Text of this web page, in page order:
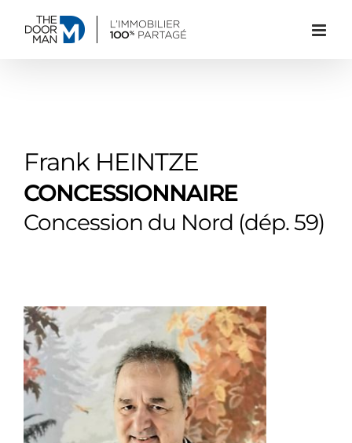
Frank HEINTZE
CONCESSIONNAIRE
Concession du Nord (dép. 59)